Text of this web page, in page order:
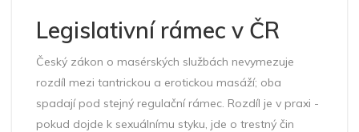
Legislativní rámec v ČR
Český zákon o masérských službách nevymezuje
rozdíl mezi tantrickou a erotickou masáží; oba
spadají pod stejný regulační rámec. Rozdíl je v praxi -
pokud dojde k sexuálnímu styku, jde o trestný čin